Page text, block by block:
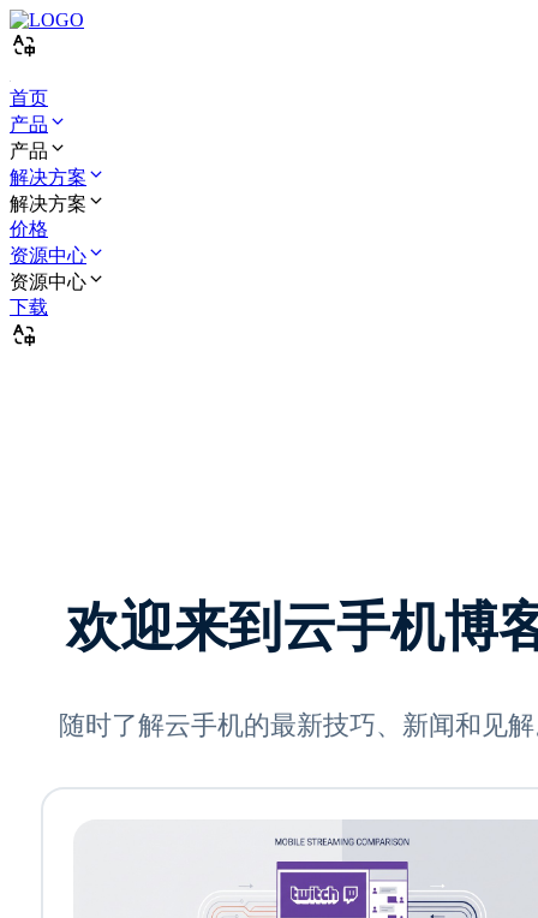
首页
产品
产品
解决方案
解决方案
价格
资源中心
资源中心
下载
欢迎来到云手机博
随时了解云手机的最新技巧、新闻和见